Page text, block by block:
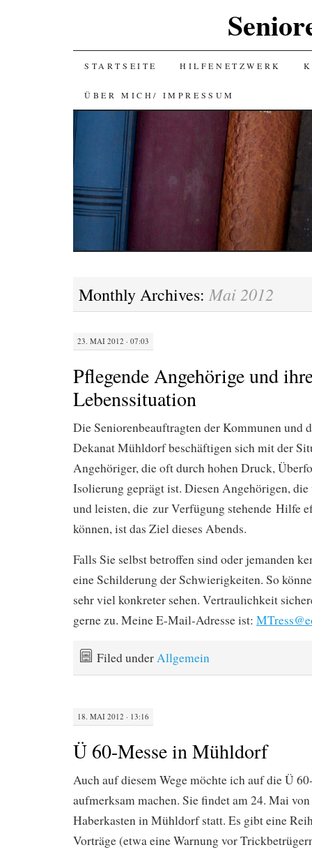
SKIP
TO
CONTENT
STARTSEITE HILFENETZWERK
ÜBER MICH/ IMPRESSUM
Monthly Archives: Mai 2012
23. MAI 2012 · 07:03
Pflegende Angehörige und
Lebenssituation
Die Seniorenbeauftragten der Kommunen und
Dekanat Mühldorf beschäftigen sich mit der
Angehöriger, die oft durch hohen Druck,
Isolierung geprägt ist. Diesen Angehörigen,
und leisten, die zur Verfügung stehende Hilfe
können, ist das Ziel dieses Abends.
Falls Sie selbst betroffen sind oder jemanden
eine Schilderung der Schwierigkeiten. So
sehr viel konkreter sehen. Vertraulichkeit
gerne zu. Meine E-Mail-Adresse ist:
Filed underAllgemein
18. MAI 2012 · 13:16
Ü 60-Messe in Mühldorf
Auch auf diesem Wege möchte ich auf die Ü
aufmerksam machen. Sie findet am 24. Mai
Haberkasten in Mühldorf statt. Es gibt eine
Vorträge (etwa eine Warnung vor